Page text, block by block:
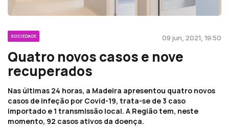
SOCIEDADE 09 jun, 2021, 19:50
Quatro novos casos e nove
recuperados
Nas últimas 24 horas, a Madeira apresentou quatro novos
casos de infeção por Covid-19, trata-se de 3 caso
importado e 1 transmissão local. A Região tem, neste
momento, 92 casos ativos da doença.